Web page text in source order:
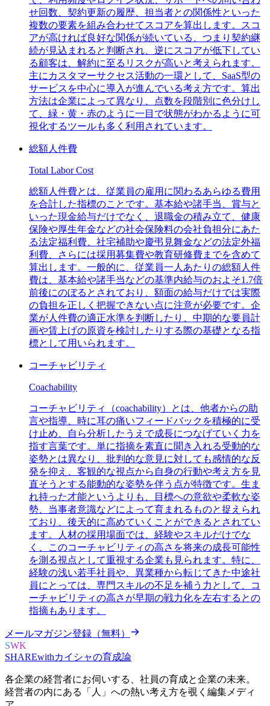
せ回数、契約更新の履歴、担当者との関係性といった
複数の要素を組み合わせてスコアを算出します。スコ
アが高ければ良好な関係が続いている、つまり契約継
続が見込まれると判断され、逆にスコアが低下してい
る顧客は、解約に至るリスクが高いと考えられます。
主にカスタマーサクセス活動の一環として、SaaS型の
サービスを中心に導入が進んでいる考え方です。算出
方法は企業によって異なり、点数を段階別に色分けし
て、緑・黄・赤のように一目で状態がわかるように可
視化するツールも多く利用されています。
総額人件費
Total Labor Cost
総額人件費とは、従業員の雇用に関わるあらゆる費用
を合計した指標のことです。基本給や諸手当、賞与と
いった現金給与だけでなく、退職金の積み立て、健康
保険や厚生年金などの社会保険料の会社負担分にあた
る法定福利費、社宅補助や慶弔見舞金などの法定外福
利費、さらには採用募集費や教育研修費までを含めて
算出します。一般的に、従業員一人あたりの総額人件
費は、基本給や諸手当などの基準内給与のおよそ1.7倍
前後にのぼるとされており、額面の給与だけでは実際
の負担を正しく把握できない点に注意が必要です。企
業が人件費の適正水準を判断したり、中期的な要員計
画や賃上げの原資を検討したりする際の基礎となる指
標として用いられます。
コーチャビリティ
Coachability
コーチャビリティ（coachability）とは、他者からの助
言や指導、時に耳の痛いフィードバックを積極的に受
け止め、自ら分析したうえで成長につなげていく力を
指す言葉です。単に指摘を素直に聞き入れる受動的な
姿勢とは異なり、批判的な意見に対しても感情的な反
発を抑え、客観的な視点から自身の行動や考え方を見
直そうとする能動的な姿勢を伴う点が特徴です。生ま
れ持った才能というよりも、目標への意欲や柔軟な姿
勢、当事者意識などによって育まれるものと捉えられ
ており、後天的に高めていくことができるとされてい
ます。人材の採用場面では、経験やスキルだけでな
く、このコーチャビリティの高さを将来の成長可能性
を測る視点として重視する企業も見られます。特に、
経験の浅い若手社員や、異業種から転じてきた中途社
員にとっては、専門スキルの不足を補う力として、コ
ーチャビリティの高さが早期の戦力化を左右するとの
指摘もあります。
メールマガジン登録（無料）
SWK
SHAREwithカイシャの育成論
各企業の経営者にお伺いする、 社員の育成と企業の未来。
経営者の内にある
「人」への熱い考え方を覗く 編集メディ